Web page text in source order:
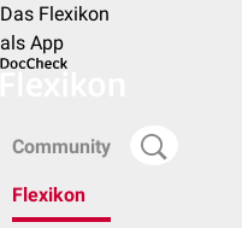
Das Flexikon
als App
Community
Flexikon